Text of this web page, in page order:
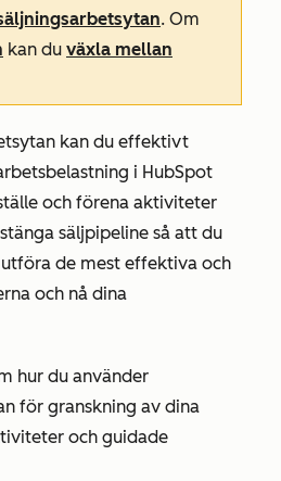
. Om
kan du växla mellan
kan du effektivt
i HubSpot
och förena aktiviteter
säljpipeline så att du
de mest effektiva och
och nå dina
hur du använder
för granskning av dina
och guidade